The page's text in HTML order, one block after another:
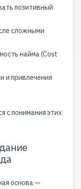
позитивный
сложными
найма (Cost
и привлечения
с понимания этих
основа —